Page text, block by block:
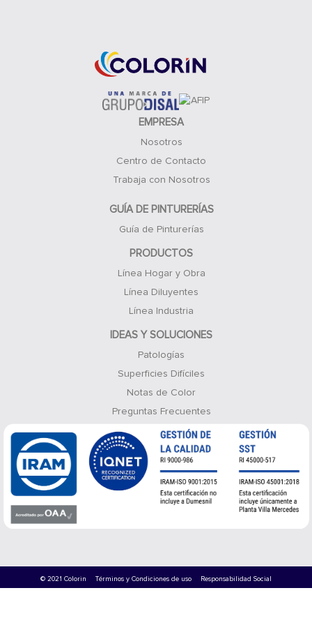
EMPRESA
Nosotros
Centro de Contacto
Trabaja con Nosotros
GUÍA DE PINTURERÍAS
Guía de Pinturerías
PRODUCTOS
Línea Hogar y Obra
Línea Diluyentes
Línea Industria
IDEAS Y SOLUCIONES
Patologías
Superficies Difíciles
Notas de Color
Preguntas Frecuentes
© 2021 Colorin Términos y Condiciones de uso Responsabilidad Social